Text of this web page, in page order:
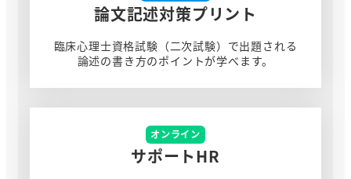
論文記述対策プリント
臨床心理士資格試験（二次試験）で出題される
論述の書き方のポイントが学べます。
オンライン
サポートHR